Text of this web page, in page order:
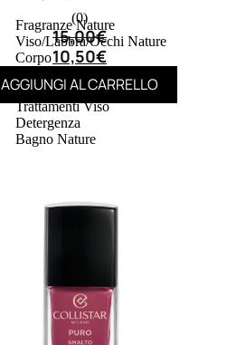
Fragranze Nature
Viso/Labbra/Occhi Nature
Corpo
Maschera Nature
Trattamenti Viso
Detergenza
Bagno Nature
Profumi
nature
(0)
15,00€
10,50€
AGGIUNGI AL CARRELLO